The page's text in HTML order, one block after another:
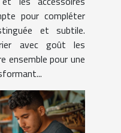
pour compléter
et subtile.
avec goût les
ensemble pour une